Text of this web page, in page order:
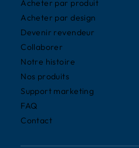
Acheter par produit
Acheter par design
Devenir revendeur
Collaborer
Notre histoire
Nos produits
Support marketing
FAQ
Contact